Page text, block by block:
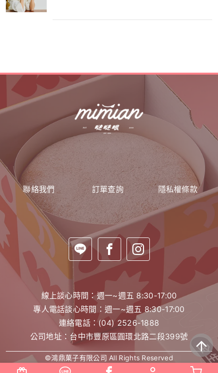
聯絡我們 訂單查詢 隱私權條款
線上談心時間：週一~週五 8:30-17:00
專人電話談心時間：週一~週五 8:30-17:00
連絡電話： (04) 2526-1888
公司地址：台中市豐原區圓環北路二段399號
©鴻鼎菓子有限公司 All Rights Reserved